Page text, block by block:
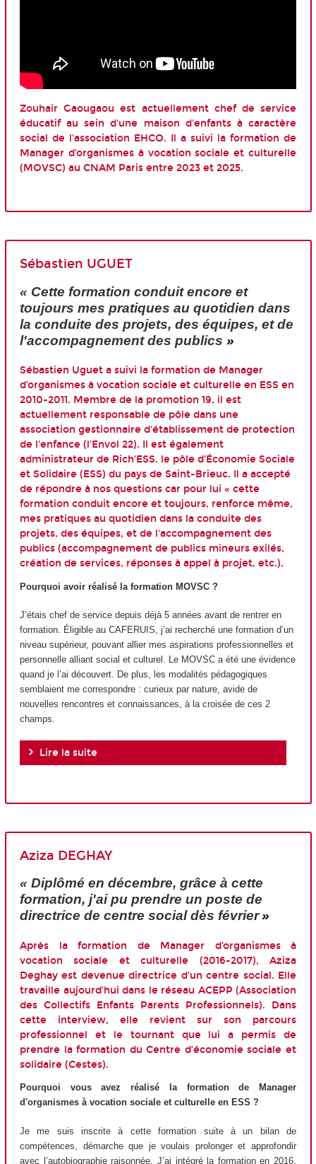
Zouhair Gaougaou est actuellement chef de service
éducatif au sein d'une maison d'enfants à caractère
social de l'association EHCO. Il a suivi la formation de
Manager d’organismes à vocation sociale et culturelle
(MOVSC) au CNAM Paris entre 2023 et 2025.
Sébastien UGUET
« Cette formation conduit encore et
toujours mes pratiques au quotidien dans
la conduite des projets, des équipes, et de
l'accompagnement des publics »
Sébastien Uguet a suivi la formation de Manager
d’organismes à vocation sociale et culturelle en ESS en
2010-2011. Membre de la promotion 19, il est
actuellement responsable de pôle dans une
association gestionnaire d'établissement de protection
de l'enfance (l’Envol 22). Il est également
administrateur de Rich’ESS, le pôle d’Économie Sociale
et Solidaire (ESS) du pays de Saint-Brieuc. Il a accepté
de répondre à nos questions car pour lui « cette
formation conduit encore et toujours, renforce même,
mes pratiques au quotidien dans la conduite des
projets, des équipes, et de l'accompagnement des
publics (accompagnement de publics mineurs exilés,
création de services, réponses à appel à projet, etc.).
Pourquoi avoir réalisé la formation MOVSC ?
J’étais chef de service depuis déjà 5 années avant de rentrer en
formation. Éligible au CAFERUIS, j’ai recherché une formation d’un
niveau supérieur, pouvant allier mes aspirations professionnelles et
personnelle alliant social et culturel. Le MOVSC a été une évidence
quand je l’ai découvert. De plus, les modalités pédagogiques
semblaient me correspondre : curieux par nature, avide de
nouvelles rencontres et connaissances, à la croisée de ces 2
champs.
Lire la suite
Aziza DEGHAY
« Diplômé en décembre, grâce à cette
formation, j'ai pu prendre un poste de
directrice de centre social dès février»
Après la formation de Manager d’organismes à
vocation sociale et culturelle (2016-2017), Aziza
Deghay est devenue directrice d’un centre social. Elle
travaille aujourd’hui dans le réseau ACEPP (Association
des Collectifs Enfants Parents Professionnels). Dans
cette interview, elle revient sur son parcours
professionnel et le tournant que lui a permis de
prendre la formation du Centre d’économie sociale et
solidaire (Cestes).
Pourquoi vous avez réalisé la formation de Manager
d'organismes à vocation sociale et culturelle en ESS ?
Je me suis inscrite à cette formation suite à un bilan de
compétences, démarche que je voulais prolonger et approfondir
avec l’autobiographie raisonnée. J’ai intégré la formation en 2016,